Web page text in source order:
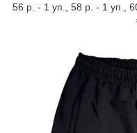
56 р. - 1 уп., 58 р. - 1 уп.,